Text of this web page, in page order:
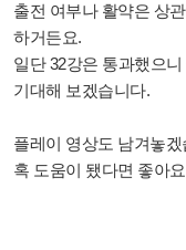
출전 여부나 활약은 상
하거든요.
일단 32강은 통과했으
기대해 보겠습니다.
플레이 영상도 남겨놓겠
혹 도움이 됐다면 좋아